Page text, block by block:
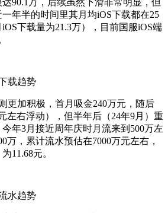
年半的时间里其月均iOS下载都在25
下载量为21.3万），目前国服iOS端
载趋势
更加积极，首月吸金240万元，随后
左右浮动），但半年后（24年9月）重
年3月接近周年庆时月流来到500万左
万，累计流水预估在7000万元左右，
11.68元。
水趋势